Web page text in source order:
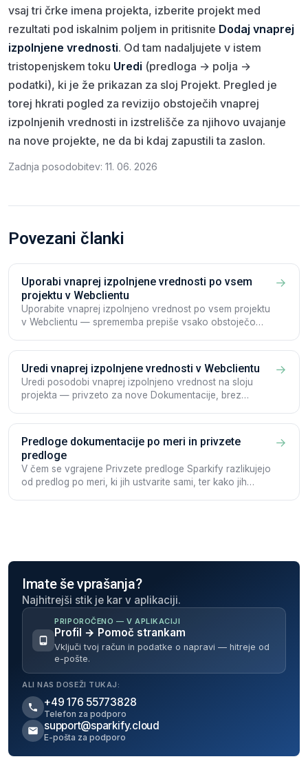
vsaj tri črke imena projekta, izberite projekt med
rezultati pod iskalnim poljem in pritisnite Dodaj vnaprej
izpolnjene vrednosti. Od tam nadaljujete v istem
tristopenjskem toku Uredi (predloga → polja →
podatki), ki je že prikazan za sloj Projekt. Pregled je
torej hkrati pogled za revizijo obstoječih vnaprej
izpolnjenih vrednosti in izstrelišče za njihovo uvajanje
na nove projekte, ne da bi kdaj zapustili ta zaslon.
Zadnja posodobitev: 11. 06. 2026
Povezani članki
Uporabi vnaprej izpolnjene vrednosti po vsem
projektu v Webclientu
Uporabite vnaprej izpolnjeno vrednost po vsem projektu
v Webclientu — sprememba prepiše vsako obstoječo
→
Uredi vnaprej izpolnjene vrednosti v Webclientu
Uredi posodobi vnaprej izpolnjeno vrednost na sloju
projekta — privzeto za nove Dokumentacije, brez
→
Predloge dokumentacije po meri in privzete
predloge
V čem se vgrajene Privzete predloge Sparkify razlikujejo
od predlog po meri, ki jih ustvarite sami, ter kako jih
→
Imate še vprašanja?
Najhitrejši stik je kar v aplikaciji.
PRIPOROČENO — V APLIKACIJI
Profil → Pomoč strankam
Vključi tvoj račun in podatke o napravi — hitreje od
e-pošte.
ALI NAS DOSEŽI TUKAJ:
+49 176 55773828
Telefon za podporo
support@sparkify.cloud
E-pošta za podporo